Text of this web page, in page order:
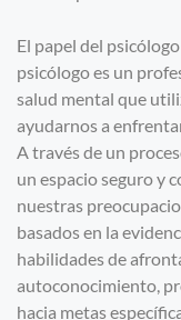
El papel del
psicólogo es un
salud mental que
ayudarnos a
A través de un
un espacio seguro y
nuestras
basados en la
habilidades de
autoconocimiento,
hacia metas